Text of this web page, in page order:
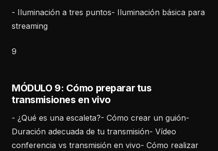
- Iluminación a tres puntos- Iluminación básica para
streaming
9
MÓDULO 9: Cómo preparar tus
transmisiones en vivo
- ¿Qué es una escaleta?- Cómo crear un guión-
Duración adecuada de tu transmisión- Vídeo
conferencia vs transmisión en vivo- Cómo realizar